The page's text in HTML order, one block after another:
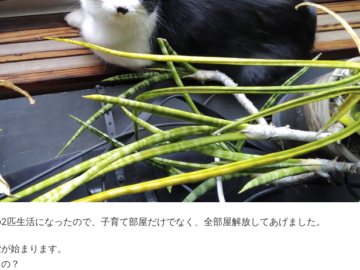
匹生活になったので、子育て部屋だけでなく、全部屋解放してあげました。
始まります。
？